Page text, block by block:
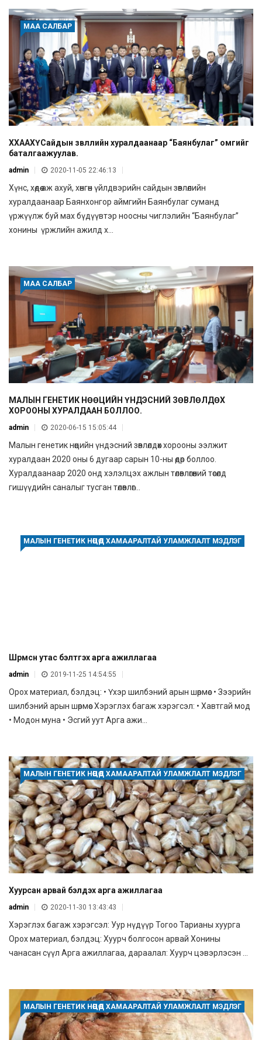
МАА САЛБАР
ХХААХҮСайдын зөвлөлийн хуралдаанаар “Баянбулаг” омгийг
баталгаажуулав.
admin 2020-11-05 22:46:13
Хүнс, хөдөө аж ахуй, хөнгөн үйлдвэрийн сайдын зөвлөлийн
хуралдаанаар Баянхонгор аймгийн Баянбулаг суманд
үржүүлж буй мах бүдүүвтэр ноосны чиглэлийн “Баянбулаг”
хонины үржлийн ажилд х...
МАА САЛБАР
МАЛЫН ГЕНЕТИК НӨӨЦИЙН ҮНДЭСНИЙ ЗӨВЛӨЛДӨХ
ХОРООНЫ ХУРАЛДААН БОЛЛОО.
admin 2020-06-15 15:05:44
Малын генетик нөөцийн үндэсний зөвлөлдөх хорооны ээлжит
хуралдаан 2020 оны 6 дугаар сарын 10-ны өдөр боллоо.
Хуралдаанаар 2020 онд хэлэлцэх ажлын төлөвлөгөөний төсөлд
гишүүдийн саналыг тусган төлөвлөг...
МАЛЫН ГЕНЕТИК НӨӨЦӨД ХАМААРАЛТАЙ УЛАМЖЛАЛТ МЭДЛЭГ
Шөрмөсөн утас бэлтгэх арга ажиллагаа
admin 2019-11-25 14:54:55
Орох материал, бэлдэц: • Үхэр шилбэний арын шөрмөс • Зээрийн
шилбэний арын шөрмөс Хэрэглэх багаж хэрэгсэл: • Хавтгай мод
• Модон муна • Эсгий уут Арга ажи...
МАЛЫН ГЕНЕТИК НӨӨЦӨД ХАМААРАЛТАЙ УЛАМЖЛАЛТ МЭДЛЭГ
Хуурсан арвай бэлдэх арга ажиллагаа
admin 2020-11-30 13:43:43
Хэрэглэх багаж хэрэгсэл: Уур нүдүүр Тогоо Тарианы хуурга
Орох материал, бэлдэц: Хуурч болгосон арвай Хонины
чанасан сүүл Арга ажиллагаа, дараалал: Хуурч цэвэрлэсэн ...
МАЛЫН ГЕНЕТИК НӨӨЦӨД ХАМААРАЛТАЙ УЛАМЖЛАЛТ МЭДЛЭГ